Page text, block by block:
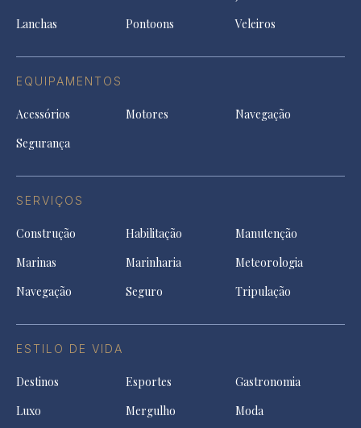
Lanchas
Pontoons Veleiros
EQUIPAMENTOS
Acessórios Motores
Navegação
Segurança
SERVIÇOS
Construção Habilitação
Manutenção
Marinas
Marinharia
Meteorologia
Navegação
Seguro Tripulação
ESTILO DE VIDA
Destinos Esportes
Gastronomia
Luxo
Mergulho
Moda